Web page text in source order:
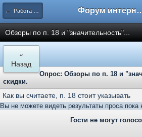
← Работа сайта mySKU.ru Форум
Обзоры по п. 18 и "значительность"...
«
Назад
Опрос: Обзоры по п. 18 и
скидки.
Как вы считаете, п. 18 стоит указывать
Вы не можете видеть результаты проса пока
Гости не могут